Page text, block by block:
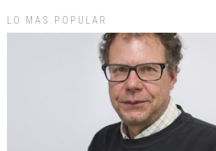
LO MAS POPULAR